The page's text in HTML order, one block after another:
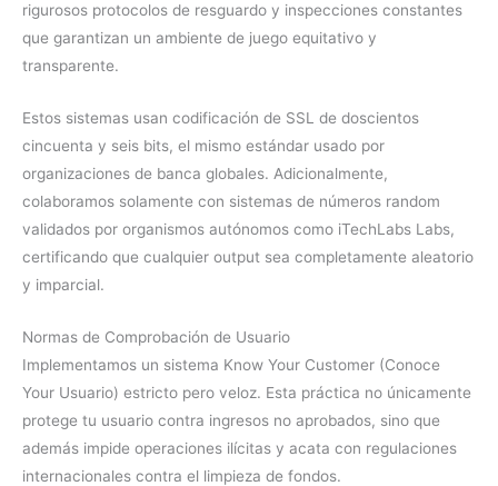
rigurosos protocolos de resguardo y inspecciones constantes
que garantizan un ambiente de juego equitativo y
transparente.
Estos sistemas usan codificación de SSL de doscientos
cincuenta y seis bits, el mismo estándar usado por
organizaciones de banca globales. Adicionalmente,
colaboramos solamente con sistemas de números random
validados por organismos autónomos como iTechLabs Labs,
certificando que cualquier output sea completamente aleatorio
y imparcial.
Normas de Comprobación de Usuario
Implementamos un sistema Know Your Customer (Conoce
Your Usuario) estricto pero veloz. Esta práctica no únicamente
protege tu usuario contra ingresos no aprobados, sino que
además impide operaciones ilícitas y acata con regulaciones
internacionales contra el limpieza de fondos.